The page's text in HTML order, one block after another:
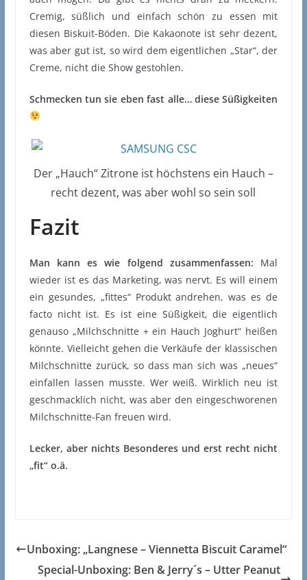
Cremig, süßlich und einfach schön zu essen mit
diesen Biskuit-Böden. Die Kakaonote ist sehr dezent,
was aber gut ist, so wird dem eigentlichen „Star“, der
Creme, nicht die Show gestohlen.
Schmecken tun sie eben fast alle… diese Süßigkeiten
Der „Hauch“ Zitrone ist höchstens ein Hauch –
recht dezent, was aber wohl so sein soll
Fazit
Man kann es wie folgend zusammenfassen: Mal
wieder ist es das Marketing, was nervt. Es will einem
ein gesundes, „fittes“ Produkt andrehen, was es de
facto nicht ist. Es ist eine Süßigkeit, die eigentlich
genauso „Milchschnitte + ein Hauch Joghurt“ heißen
könnte. Vielleicht gehen die Verkäufe der klassischen
Milchschnitte zurück, so dass man sich was „neues“
einfallen lassen musste. Wer weiß. Wirklich neu ist
geschmacklich nicht, was aber den eingeschworenen
Milchschnitte-Fan freuen wird.
Lecker, aber nichts Besonderes und erst recht nicht
„fit“ o.ä.
Unboxing: „Langnese – Viennetta Biscuit Caramel“
Special-Unboxing: Ben & Jerry´s – Utter Peanut